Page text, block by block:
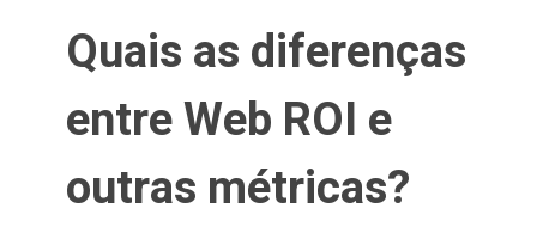
Quais as diferenças
entre Web ROI e
outras métricas?